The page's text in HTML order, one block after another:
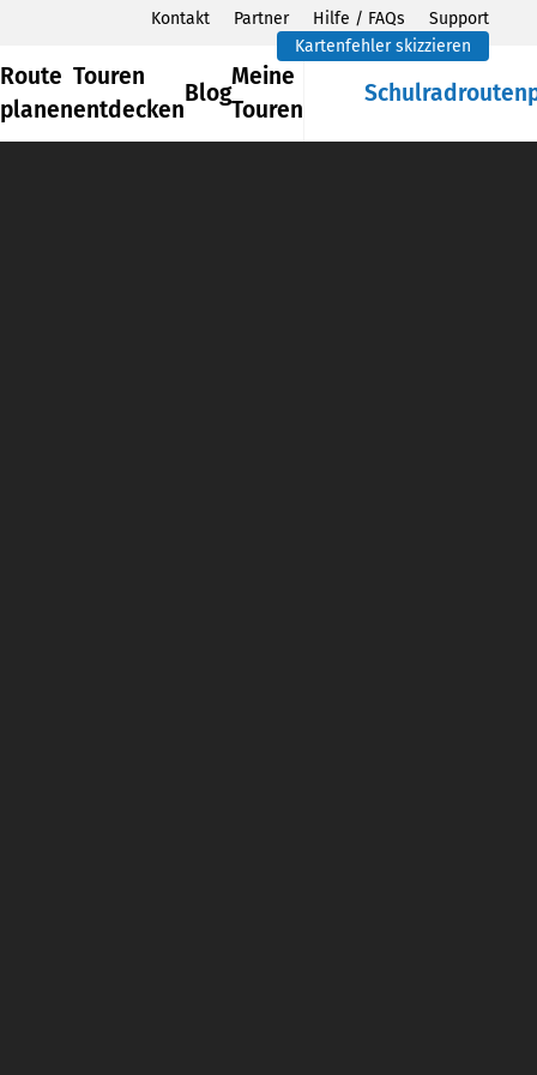
Kontakt Partner Hilfe / FAQs
Support
Kartenfehler skizzieren
Route
planen
Touren
entdecken
Blog
Meine
Touren